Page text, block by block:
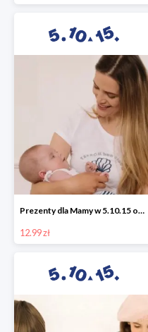
Prezenty dla Mamy w 5.10.15 od 12,99 zł
12.99 zł